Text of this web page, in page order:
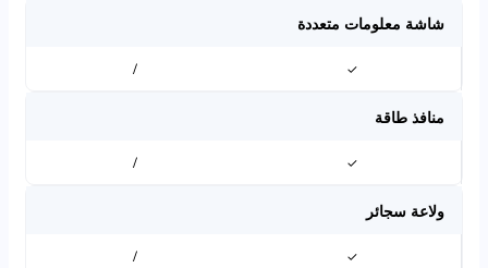
شاشة معلومات متعددة
✓
/
منافذ طاقة
✓
/
ولاعة سجائر
✓
/